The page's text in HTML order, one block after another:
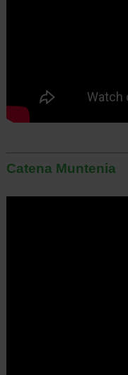
Catena Muntenia